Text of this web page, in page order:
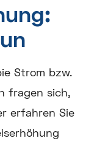
Strom bzw.
fragen sich,
erfahren Sie